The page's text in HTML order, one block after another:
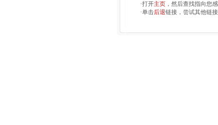
·打开主页 ，然后查找指向您
·单击后退链接，尝试其他链